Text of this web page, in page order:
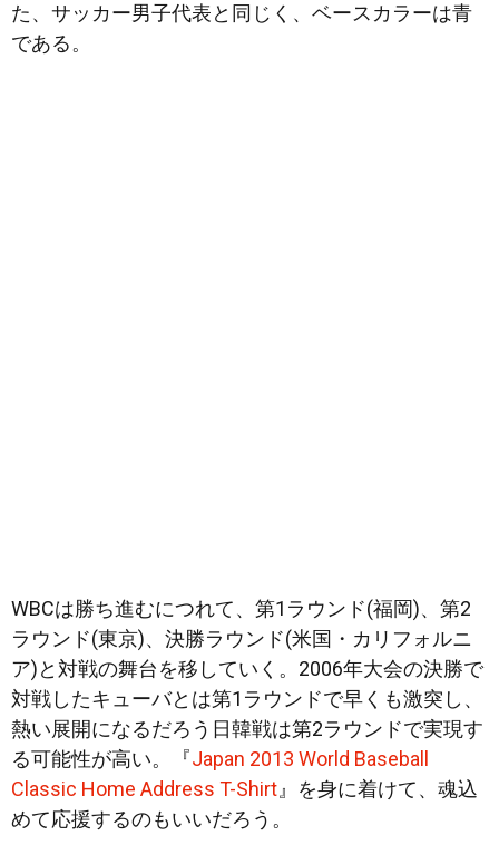
た、サッカー男子代表と同じく、ベースカラーは青
である。
WBCは勝ち進むにつれて、第1ラウンド(福岡)、第2
ラウンド(東京)、決勝ラウンド(米国・カリフォルニ
ア)と対戦の舞台を移していく。2006年大会の決勝で
対戦したキューバとは第1ラウンドで早くも激突し、
熱い展開になるだろう日韓戦は第2ラウンドで実現す
る可能性が高い。『Japan 2013 World Baseball
Classic Home Address T-Shirt』を身に着けて、魂込
めて応援するのもいいだろう。